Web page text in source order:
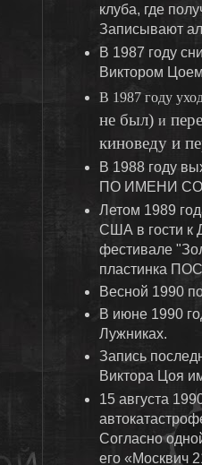
клуба, где
Записывают
В 1987 году
Виктором
В 1987 году
не был) и
киноведу и
В 1988 году
ПО ИМЕНИ
Летом 1989
США в гости к
фестивале
пластинка
Весной 1990
В июне 1990
Лужниках.
Запись
Виктора Цоя
15 августа
Согласно
его «Москвич